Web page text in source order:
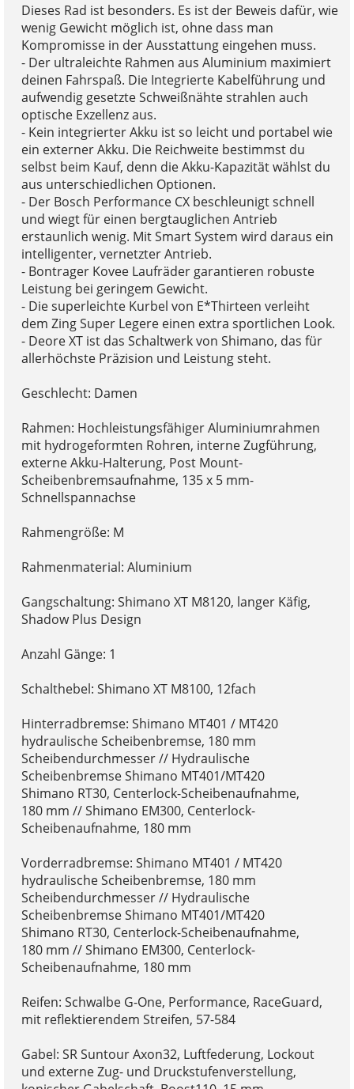
Dieses Rad ist besonders. Es ist der Beweis dafür, wie
wenig Gewicht möglich ist, ohne dass man
Kompromisse in der Ausstattung eingehen muss.
- Der ultraleichte Rahmen aus Aluminium maximiert
deinen Fahrspaß. Die Integrierte Kabelführung und
aufwendig gesetzte Schweißnähte strahlen auch
optische Exzellenz aus.
- Kein integrierter Akku ist so leicht und portabel wie
ein externer Akku. Die Reichweite bestimmst du
selbst beim Kauf, denn die Akku-Kapazität wählst du
aus unterschiedlichen Optionen.
- Der Bosch Performance CX beschleunigt schnell
und wiegt für einen bergtauglichen Antrieb
erstaunlich wenig. Mit Smart System wird daraus ein
intelligenter, vernetzter Antrieb.
- Bontrager Kovee Laufräder garantieren robuste
Leistung bei geringem Gewicht.
- Die superleichte Kurbel von E*Thirteen verleiht
dem Zing Super Legere einen extra sportlichen Look.
- Deore XT ist das Schaltwerk von Shimano, das für
allerhöchste Präzision und Leistung steht.
Geschlecht: Damen
Rahmen: Hochleistungsfähiger Aluminiumrahmen
mit hydrogeformten Rohren, interne Zugführung,
externe Akku-Halterung, Post Mount-
Scheibenbremsaufnahme, 135 x 5 mm-
Schnellspannachse
Rahmengröße: M
Rahmenmaterial: Aluminium
Gangschaltung: Shimano XT M8120, langer Käfig,
Shadow Plus Design
Anzahl Gänge: 1
Schalthebel: Shimano XT M8100, 12fach
Hinterradbremse: Shimano MT401 / MT420
hydraulische Scheibenbremse, 180 mm
Scheibendurchmesser // Hydraulische
Scheibenbremse Shimano MT401/MT420
Shimano RT30, Centerlock-Scheibenaufnahme,
180 mm // Shimano EM300, Centerlock-
Scheibenaufnahme, 180 mm
Vorderradbremse: Shimano MT401 / MT420
hydraulische Scheibenbremse, 180 mm
Scheibendurchmesser // Hydraulische
Scheibenbremse Shimano MT401/MT420
Shimano RT30, Centerlock-Scheibenaufnahme,
180 mm // Shimano EM300, Centerlock-
Scheibenaufnahme, 180 mm
Reifen: Schwalbe G-One, Performance, RaceGuard,
mit reflektierendem Streifen, 57-584
Gabel: SR Suntour Axon32, Luftfederung, Lockout
und externe Zug- und Druckstufenverstellung,